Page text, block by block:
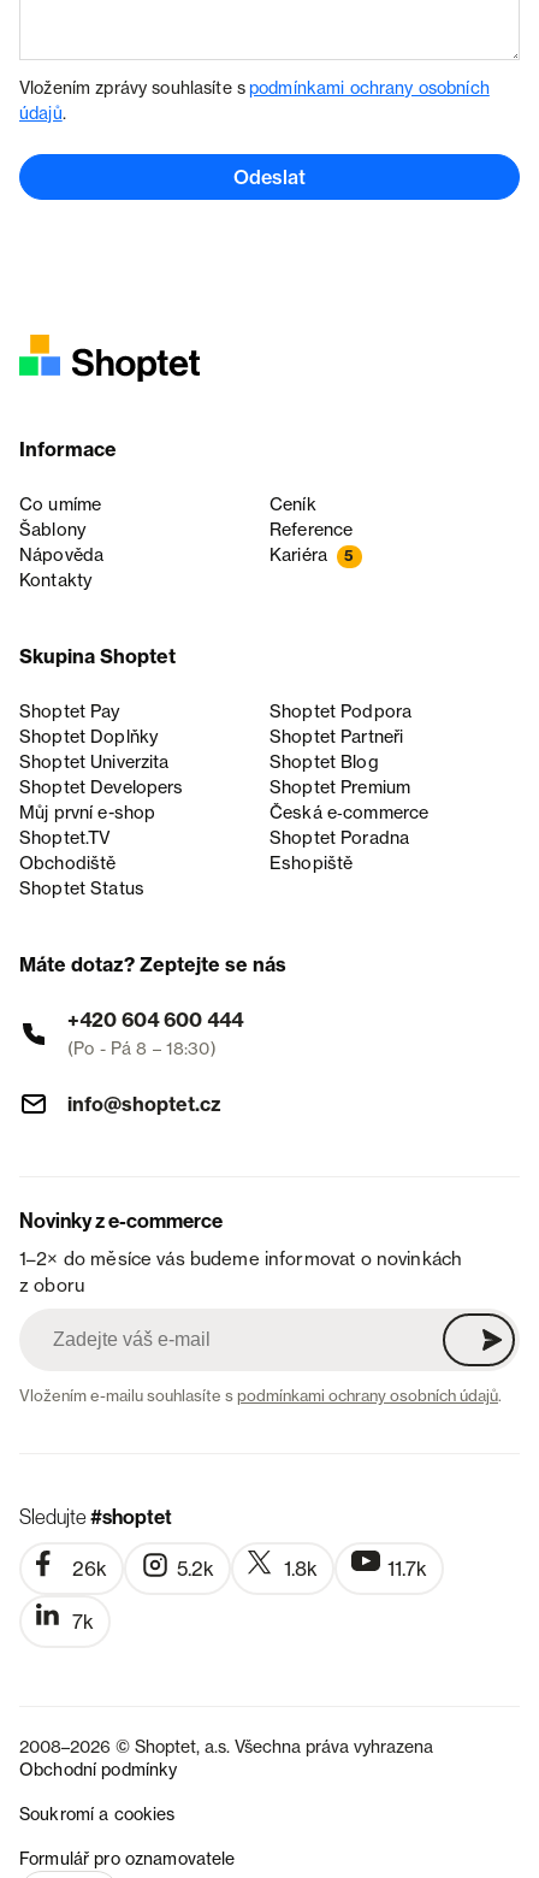
Vložením zprávy souhlasíte spodmínkami ochrany osobních
údajů.
Odeslat
Informace
Co umíme
Ceník
Šablony
Reference
Nápověda
Kariéra 5
Kontakty
Skupina Shoptet
Shoptet Pay
Shoptet Podpora
Shoptet Doplňky
Shoptet Partneři
Shoptet Univerzita
Shoptet Blog
Shoptet Developers
Shoptet Premium
Můj první e-shop
Česká e‑commerce
Shoptet.TV
Shoptet Poradna
Obchodiště
Eshopiště
Shoptet Status
Máte dotaz? Zeptejte se nás
+420 604 600 444
(Po - Pá 8 – 18:30)
info@shoptet.cz
Novinky z e-commerce
1–2× do měsíce vás budeme informovat o novinkách
z oboru
Vložením e-mailu souhlasíte spodmínkami ochrany osobních údajů.
Sledujte#shoptet
26k 5.2k 1.8k 11.7k
7k
2008–2026 © Shoptet, a.s. Všechna práva vyhrazena
Obchodní podmínky
Soukromí a cookies
Formulář pro oznamovatele